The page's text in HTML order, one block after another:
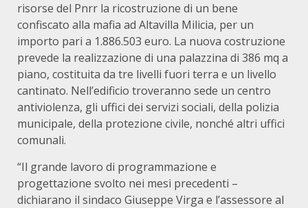
risorse del Pnrr la ricostruzione di un bene
confiscato alla mafia ad Altavilla Milicia, per un
importo pari a 1.886.503 euro. La nuova costruzione
prevede la realizzazione di una palazzina di 386 mq a
piano, costituita da tre livelli fuori terra e un livello
cantinato. Nell’edificio troveranno sede un centro
antiviolenza, gli uffici dei servizi sociali, della polizia
municipale, della protezione civile, nonché altri uffici
comunali.
“Il grande lavoro di programmazione e
progettazione svolto nei mesi precedenti –
dichiarano il sindaco Giuseppe Virga e l’assessore al